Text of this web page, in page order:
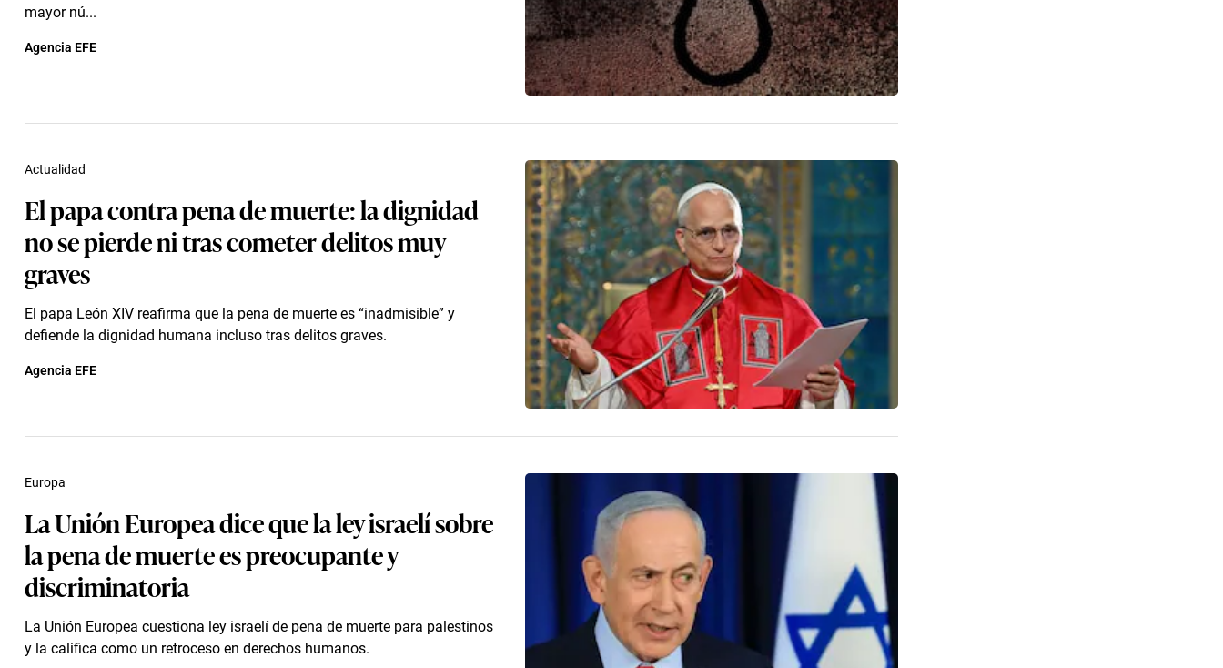
mayor nú...
Agencia EFE
El papa contra pena de muerte: la dignidad
no se pierde ni tras cometer delitos muy
graves
El papa León XIV reafirma que la pena de muerte es “inadmisible” y
defiende la dignidad humana incluso tras delitos graves.
Actualidad
Agencia EFE
La Unión Europea dice que la ley israelí sobre
la pena de muerte es preocupante y
discriminatoria
La Unión Europea cuestiona ley israelí de pena de muerte para palestinos
y la califica como un retroceso en derechos humanos.
Europa